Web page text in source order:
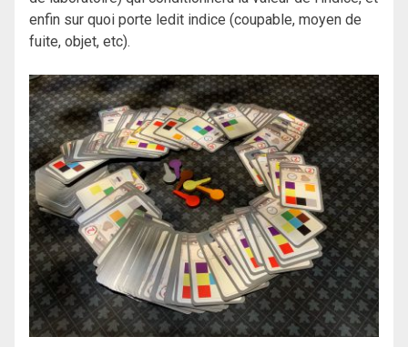
enfin sur quoi porte ledit indice (coupable, moyen de
fuite, objet, etc).